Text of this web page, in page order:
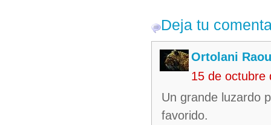
Deja tu
Ortolani
15 de octubre
Un grande luzardo
favorido.